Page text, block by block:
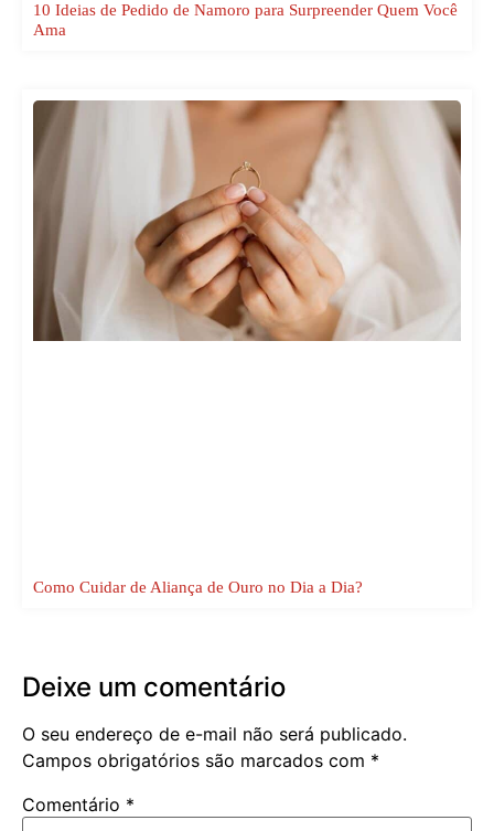
10 Ideias de Pedido de Namoro para Surpreender Quem Você
Ama
Como Cuidar de Aliança de Ouro no Dia a Dia?
Deixe um comentário
O seu endereço de e-mail não será publicado.
Campos obrigatórios são marcados com *
Comentário *